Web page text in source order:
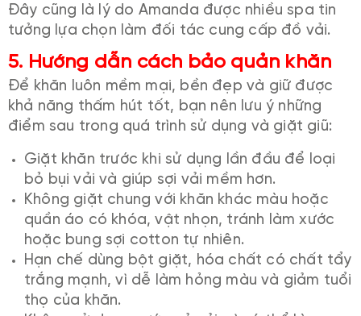
Đây cũng là lý do Amanda được nhiều spa tin
tưởng lựa chọn làm đối tác cung cấp đồ vải.
5. Hướng dẫn cách bảo quản khăn
Để khăn luôn mềm mại, bền đẹp và giữ được
khả năng thấm hút tốt, bạn nên lưu ý những
điểm sau trong quá trình sử dụng và giặt giũ:
Giặt khăn trước khi sử dụng lần đầu để loại
bỏ bụi vải và giúp sợi vải mềm hơn.
Không giặt chung với khăn khác màu hoặc
quần áo có khóa, vật nhọn, tránh làm xước
hoặc bung sợi cotton tự nhiên.
Hạn chế dùng bột giặt, hóa chất có chất tẩy
trắng mạnh, vì dễ làm hỏng màu và giảm tuổi
thọ của khăn.